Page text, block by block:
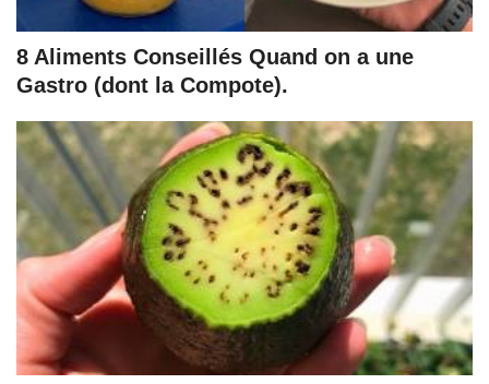
8 Aliments Conseillés Quand on a une
Gastro (dont la Compote).